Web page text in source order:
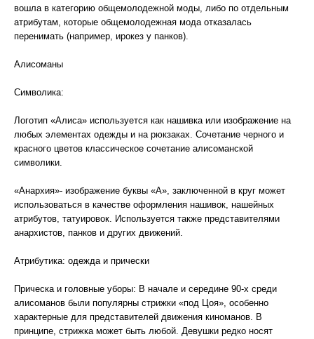
вошла в категорию общемолодежной моды, либо по отдельным
атрибутам, которые общемолодежная мода отказалась
перенимать (например, ирокез у панков).
Алисоманы
Символика:
Логотип «Алиса» используется как нашивка или изображение на
любых элементах одежды и на рюкзаках. Сочетание черного и
красного цветов классическое сочетание алисоманской
символики.
«Анархия»- изображение буквы «А», заключенной в круг может
использоваться в качестве оформления нашивок, нашейных
атрибутов, татуировок. Используется также представителями
анархистов, панков и других движений.
Атрибутика: одежда и прически
Прическа и головные уборы: В начале и середине 90-х среди
алисоманов были популярны стрижки «под Цоя», особенно
характерные для представителей движения киноманов. В
принципе, стрижка может быть любой. Девушки редко носят